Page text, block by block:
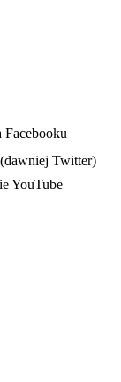
Facebooku
Twitter)
YouTube